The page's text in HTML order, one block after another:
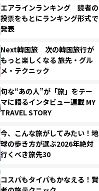
エアラインランキング 読者の
投票をもとにランキング形式で
発表
Next韓国旅 次の韓国旅行が
もっと楽しくなる 旅先・グル
メ・テクニック
旬な“あの人”が「旅」をテー
マに語るインタビュー連載 MY
TRAVEL STORY
今、こんな旅がしてみたい！地
球の歩き方が選ぶ2026年絶対
行くべき旅先30
コスパもタイパもかなえる！賢